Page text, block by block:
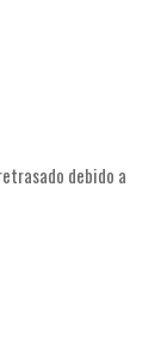
debido a